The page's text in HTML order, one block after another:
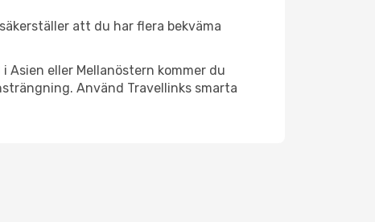
att du har flera bekväma
eller Mellanöstern kommer du
Använd Travellinks smarta